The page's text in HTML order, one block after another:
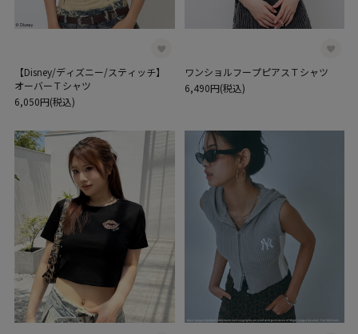
【Disney/ディズニー/スティッチ】
オーバーＴシャツ
6,050円(税込)
ワンショルフープピアスＴシャツ
6,490円(税込)